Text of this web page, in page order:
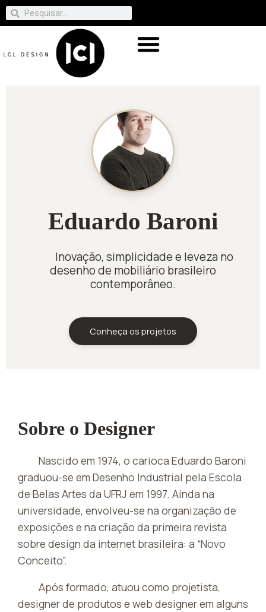
Eduardo Baroni
Inovação, simplicidade e leveza no
desenho de mobiliário brasileiro
contemporâneo.
Conheça os projetos
Sobre o Designer
Nascido em 1974, o carioca Eduardo Baroni
graduou-se em Desenho Industrial pela Escola
de Belas Artes da UFRJ em 1997. Ainda na
universidade, envolveu-se na organização de
exposições e na criação da primeira revista
sobre design da internet brasileira: a “Novo
Conceito”.
Após formado, atuou como projetista,
designer de produtos e web designer em alguns